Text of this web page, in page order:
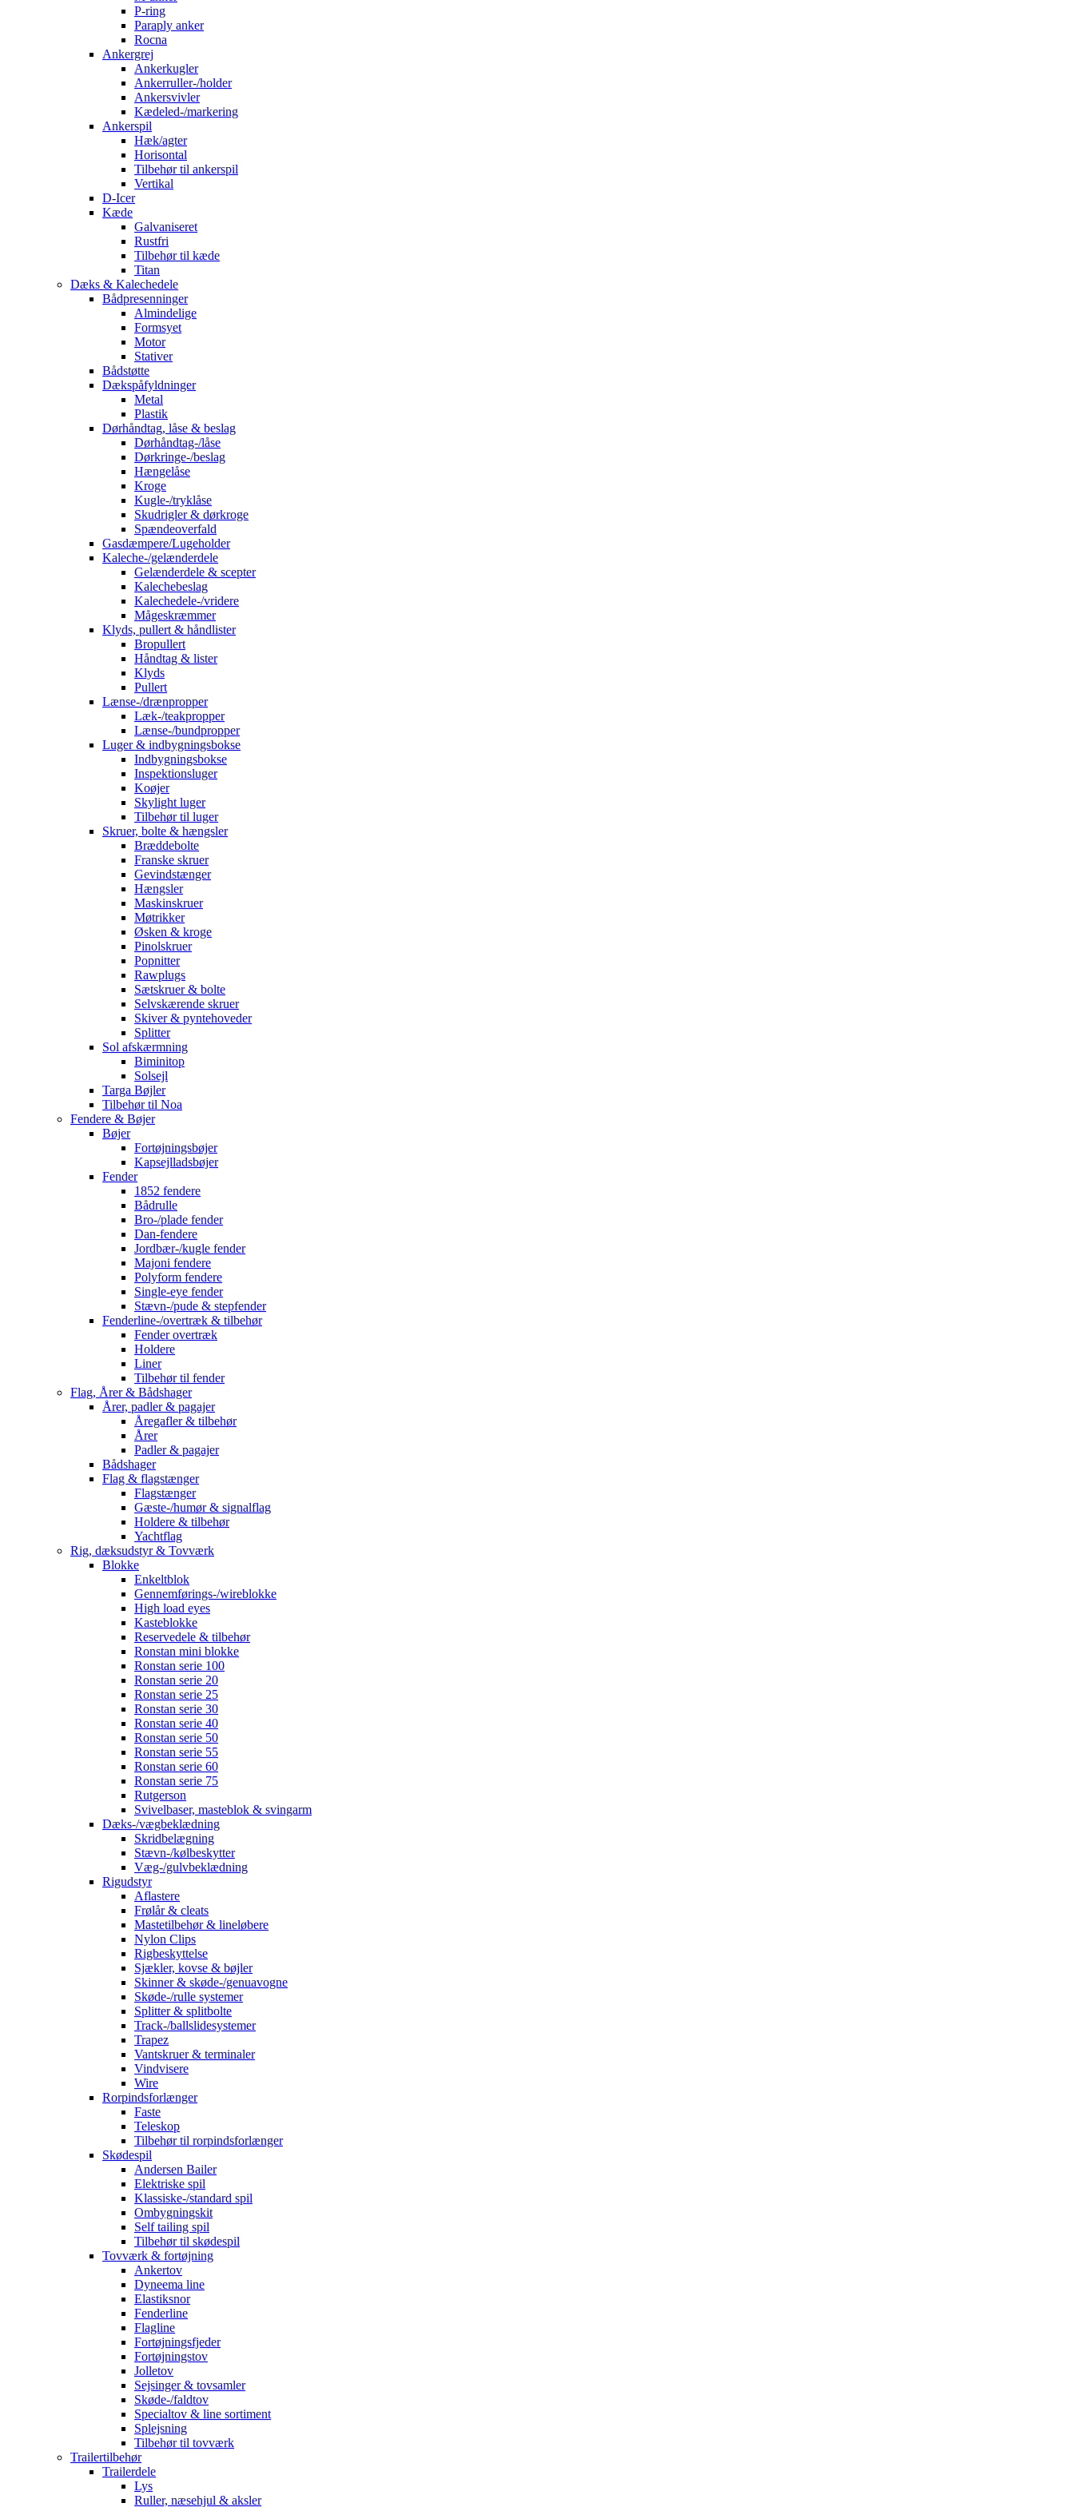
P-ring
Paraply anker
Rocna
Ankergrej
Ankerkugler
Ankerruller-/holder
Ankersvivler
Kædeled-/markering
Ankerspil
Hæk/agter
Horisontal
Tilbehør til ankerspil
Vertikal
D-Icer
Kæde
Galvaniseret
Rustfri
Tilbehør til kæde
Titan
Dæks & Kalechedele
Bådpresenninger
Almindelige
Formsyet
Motor
Stativer
Bådstøtte
Dækspåfyldninger
Metal
Plastik
Dørhåndtag, låse & beslag
Dørhåndtag-/låse
Dørkringe-/beslag
Hængelåse
Kroge
Kugle-/tryklåse
Skudrigler & dørkroge
Spændeoverfald
Gasdæmpere/Lugeholder
Kaleche-/gelænderdele
Gelænderdele & scepter
Kalechebeslag
Kalechedele-/vridere
Mågeskræmmer
Klyds, pullert & håndlister
Bropullert
Håndtag & lister
Klyds
Pullert
Lænse-/drænpropper
Læk-/teakpropper
Lænse-/bundpropper
Luger & indbygningsbokse
Indbygningsbokse
Inspektionsluger
Koøjer
Skylight luger
Tilbehør til luger
Skruer, bolte & hængsler
Bræddebolte
Franske skruer
Gevindstænger
Hængsler
Maskinskruer
Møtrikker
Øsken & kroge
Pinolskruer
Popnitter
Rawplugs
Sætskruer & bolte
Selvskærende skruer
Skiver & pyntehoveder
Splitter
Sol afskærmning
Biminitop
Solsejl
Targa Bøjler
Tilbehør til Noa
Fendere & Bøjer
Bøjer
Fortøjningsbøjer
Kapsejlladsbøjer
Fender
1852 fendere
Bådrulle
Bro-/plade fender
Dan-fendere
Jordbær-/kugle fender
Majoni fendere
Polyform fendere
Single-eye fender
Stævn-/pude & stepfender
Fenderline-/overtræk & tilbehør
Fender overtræk
Holdere
Liner
Tilbehør til fender
Flag, Årer & Bådshager
Årer, padler & pagajer
Åregafler & tilbehør
Årer
Padler & pagajer
Bådshager
Flag & flagstænger
Flagstænger
Gæste-/humør & signalflag
Holdere & tilbehør
Yachtflag
Rig, dæksudstyr & Tovværk
Blokke
Enkeltblok
Gennemførings-/wireblokke
High load eyes
Kasteblokke
Reservedele & tilbehør
Ronstan mini blokke
Ronstan serie 100
Ronstan serie 20
Ronstan serie 25
Ronstan serie 30
Ronstan serie 40
Ronstan serie 50
Ronstan serie 55
Ronstan serie 60
Ronstan serie 75
Rutgerson
Svivelbaser, masteblok & svingarm
Dæks-/vægbeklædning
Skridbelægning
Stævn-/kølbeskytter
Væg-/gulvbeklædning
Rigudstyr
Aflastere
Frølår & cleats
Mastetilbehør & lineløbere
Nylon Clips
Rigbeskyttelse
Sjækler, kovse & bøjler
Skinner & skøde-/genuavogne
Skøde-/rulle systemer
Splitter & splitbolte
Track-/ballslidesystemer
Trapez
Vantskruer & terminaler
Vindvisere
Wire
Rorpindsforlænger
Faste
Teleskop
Tilbehør til rorpindsforlænger
Skødespil
Andersen Bailer
Elektriske spil
Klassiske-/standard spil
Ombygningskit
Self tailing spil
Tilbehør til skødespil
Tovværk & fortøjning
Ankertov
Dyneema line
Elastiksnor
Fenderline
Flagline
Fortøjningsfjeder
Fortøjningstov
Jolletov
Sejsinger & tovsamler
Skøde-/faldtov
Specialtov & line sortiment
Splejsning
Tilbehør til tovværk
Trailertilbehør
Trailerdele
Lys
Ruller, næsehjul & aksler